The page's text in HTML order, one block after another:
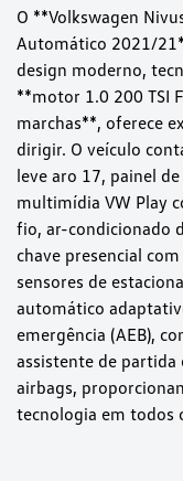
O **Volkswagen
Automático 2021/
design moderno,
**motor 1.0 200 TSI
marchas**, oferece
dirigir. O veículo
leve aro 17, painel
multimídia VW Play
fio, ar-condicionado
chave presencial
sensores de
automático
emergência (AEB),
assistente de partida
airbags,
tecnologia em todos